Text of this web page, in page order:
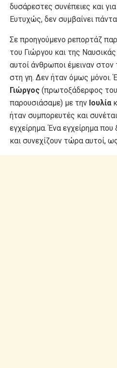
δυσάρεστες συνέπειες και
Ευτυχώς, δεν συμβαίνει
Σε προηγούμενο ρεπορτάζ
του Γιώργου και της
αυτοί άνθρωποι έμειναν
στη γη. Δεν ήταν όμως μόνοι.
Γιώργος (πρωτοξάδερφος
παρουσιάσαμε) με την Ιουλία
ήταν συμπορευτές και
εγχείρημα. Ένα εγχείρημα που
και συνεχίζουν τώρα αυτοί,